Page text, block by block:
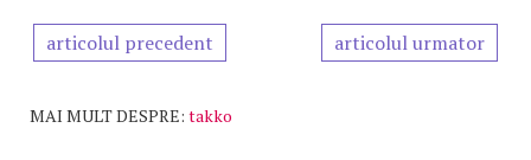
articolul precedent articolul urmator
MAI MULT DESPRE: takko